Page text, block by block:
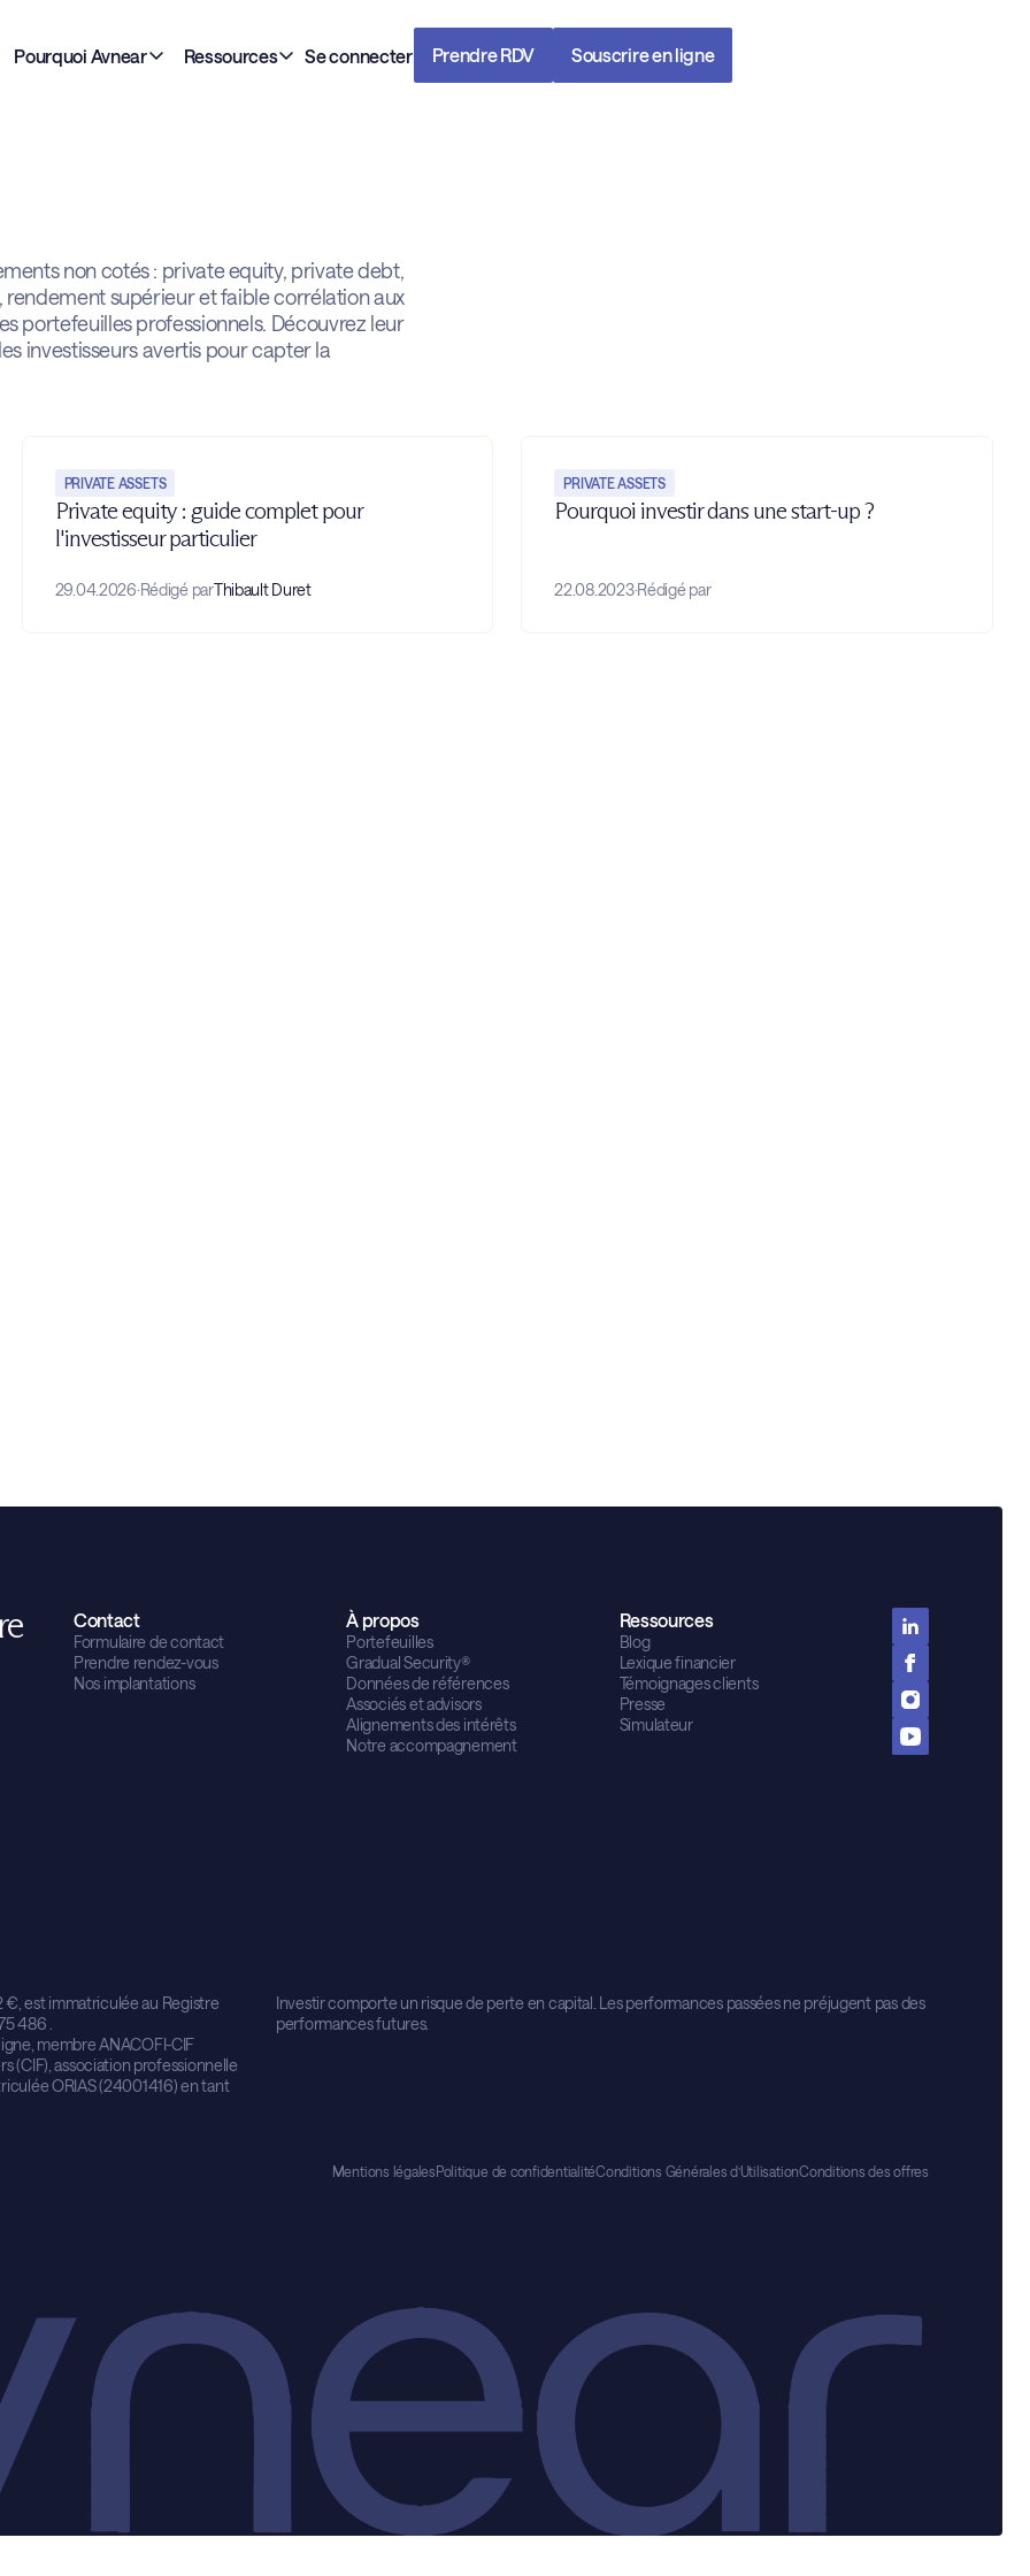
Pourquoi Avnear Ressources Se connecter Prendre RDV Souscrire en ligne
non cotés : private equity, private debt,
supérieur et faible corrélation aux
portefeuilles professionnels. Découvrez leur
investisseurs avertis pour capter la
PRIVATE ASSETS
Private equity : guide complet pour
l'investisseur particulier
29.04.2026·Rédigé parThibault Duret
PRIVATE ASSETS
Pourquoi investir dans une start-up ?
22.08.2023·Rédigé par
Contact
Formulaire de contact
Prendre rendez-vous
Nos implantations
À propos
Portefeuilles
Gradual Security®
Données de références
Associés et advisors
Alignements des intérêts
Notre accompagnement
Ressources
Blog
Lexique financier
Témoignages clients
Presse
Simulateur
€, est immatriculée au Registre
486 .
membre ANACOFI-CIF
(CIF), association professionnelle
ORIAS (24001416) en tant
Investir comporte un risque de perte en capital. Les performances passées ne préjugent pas des
performances futures.
Mentions légales Politique de confidentialitéConditions Générales d’UtilisationConditions des offres